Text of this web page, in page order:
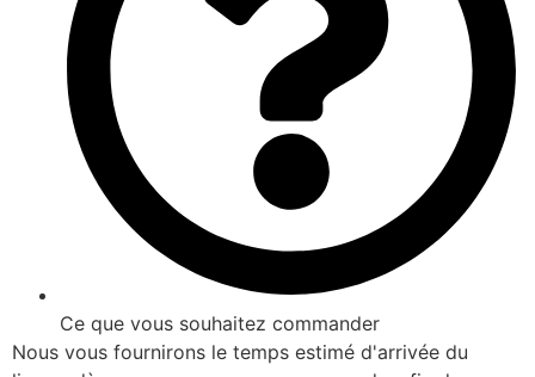
Ce que vous souhaitez commander
Nous vous fournirons le temps estimé d'arrivée du